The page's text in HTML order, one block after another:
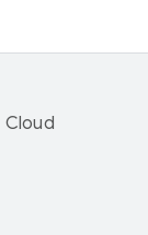
Cloud